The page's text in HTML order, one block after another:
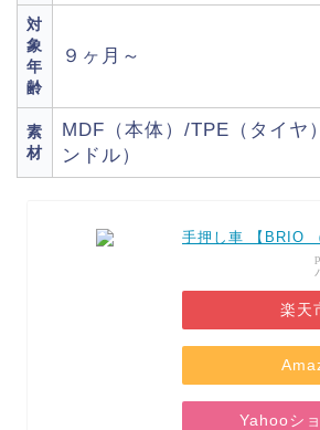
対
象
年
齢
９ヶ月～
素
材
MDF（本体）/TPE（タイヤ
ンドル）
手押し車 【BRIO
楽天
Yahooシ